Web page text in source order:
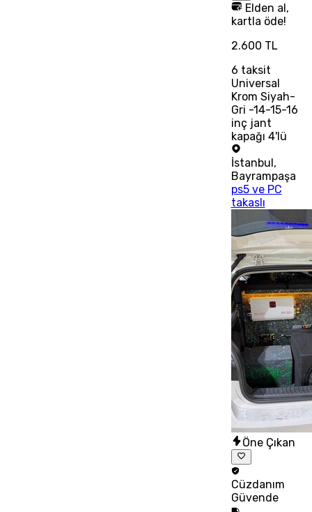
Elden al,
kartla öde!
2.600 TL
6 taksit
Universal
Krom Siyah-
Gri -14-15-16
inç jant
kapağı 4'lü
İstanbul,
Bayrampaşa
ps5 ve PC
takaslı
Öne Çıkan
Cüzdanım
Güvende